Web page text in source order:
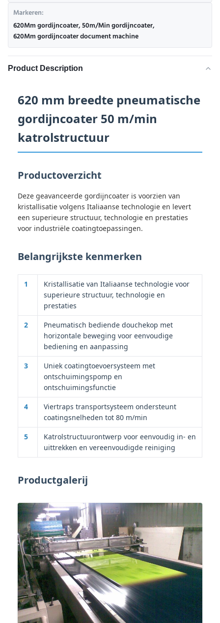
Markeren:
620Mm gordijncoater,50m/Min gordijncoater,
620Mm gordijncoater document machine
Product Description
620 mm breedte pneumatische
gordijncoater 50 m/min
katrolstructuur
Productoverzicht
Deze geavanceerde gordijncoater is voorzien van
kristallisatie volgens Italiaanse technologie en levert
een superieure structuur, technologie en prestaties
voor industriële coatingtoepassingen.
Belangrijkste kenmerken
1
Kristallisatie van Italiaanse technologie voor
superieure structuur, technologie en
prestaties
2
Pneumatisch bediende douchekop met
horizontale beweging voor eenvoudige
bediening en aanpassing
3
Uniek coatingtoevoersysteem met
ontschuimingspomp en
ontschuimingsfunctie
4
Viertraps transportsysteem ondersteunt
coatingsnelheden tot 80 m/min
5
Katrolstructuurontwerp voor eenvoudig in- en
uittrekken en vereenvoudigde reiniging
Productgalerij